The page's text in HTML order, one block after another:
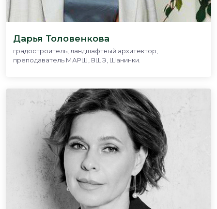
Дарья Толовенкова
градостроитель, ландшафтный архитектор,
преподаватель МАРШ, ВШЭ, Шанинки.